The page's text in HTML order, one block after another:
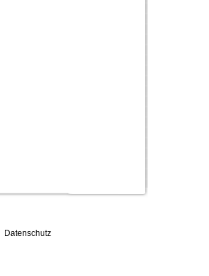
Datenschutz